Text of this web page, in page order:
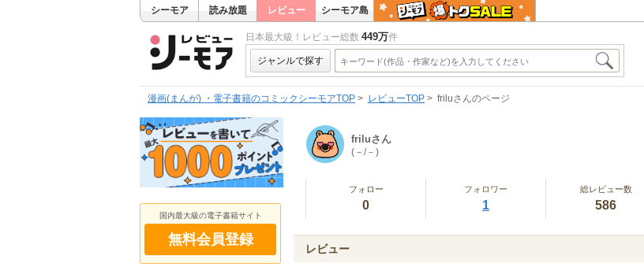
シーモア 読み放題 レビュー シーモア島
日本最大級！レビュー総数 449万件
ジャンルで探す
漫画(まんが) ・電子書籍のコミックシーモアTOP レビューTOP friluさんのページ
国内最大級の電子書籍サイト
無料会員登録
friluさん
(－/－)
フォロー
0
フォロワー
1
総レビュー数
586
レビュー